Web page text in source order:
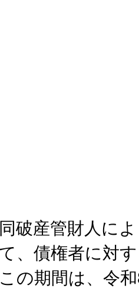
同破産管財人に
て、債権者に対
この期間は、令